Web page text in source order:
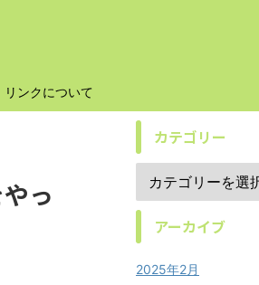
リンクについて
っ
カテゴリー
アーカイブ
2025年2月